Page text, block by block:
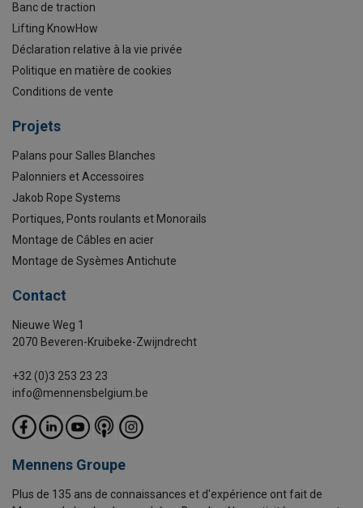
Banc de traction
Lifting KnowHow
Déclaration relative à la vie privée
Politique en matière de cookies
Conditions de vente
Projets
Palans pour Salles Blanches
Palonniers et Accessoires
Jakob Rope Systems
Portiques, Ponts roulants et Monorails
Montage de Câbles en acier
Montage de Sysèmes Antichute
Contact
Nieuwe Weg 1
2070 Beveren-Kruibeke-Zwijndrecht
+32 (0)3 253 23 23
info@mennensbelgium.be
Mennens Groupe
Plus de 135 ans de connaissances et d'expérience ont fait de